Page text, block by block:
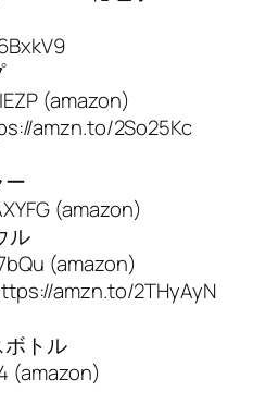
(amazon)
amzn.to/2So25Kc
(amazon)
ル
(amazon)
amzn.to/2THyAyN
ボトル
(amazon)